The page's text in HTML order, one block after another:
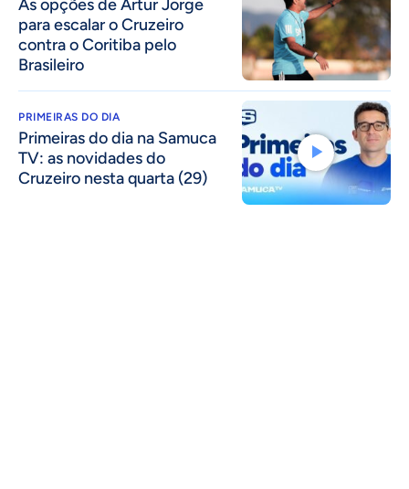
As opções de Artur Jorge
para escalar o Cruzeiro
contra o Coritiba pelo
Brasileiro
PRIMEIRAS DO DIA
Primeiras do dia na Samuca
TV: as novidades do
Cruzeiro nesta quarta (29)